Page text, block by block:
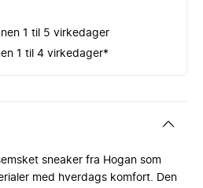
1 til 5 virkedager
1 til 4 virkedager*
sneaker fra Hogan som
med hverdags komfort. Den